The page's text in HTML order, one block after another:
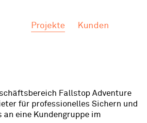
Projekte Kunden
Fallstop Adventure
für professionelles Sichern und
an eine Kundengruppe im